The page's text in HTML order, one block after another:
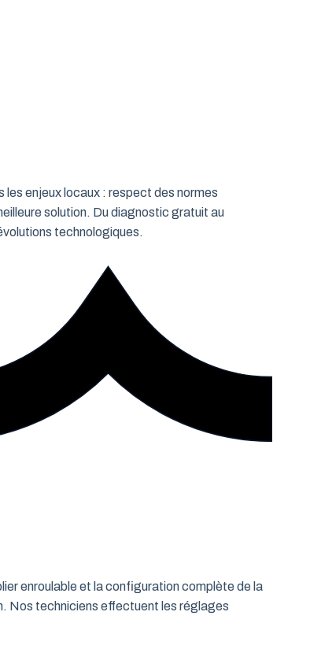
les enjeux locaux : respect des normes
solution. Du diagnostic gratuit au
technologiques.
enroulable et la configuration complète de la
Nos techniciens effectuent les réglages